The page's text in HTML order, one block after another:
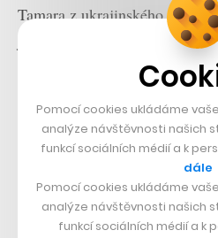
Tamara z ukrajinského města
jihovýchodně od Kyjeva, na
si s devítiletou a
garsonku. Pracuje jako
autobazaru. Skoro všechna
nájmu, takže aby rodina
Největší překážkou pro
Pomocí cookies ukládáme
analýze návštěvnosti našich
funkcí sociálních médií a k
dále
Pomocí cookies ukládáme
analýze návštěvnosti našich
funkcí sociálních médií a k